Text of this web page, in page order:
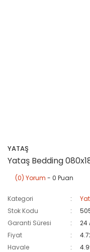
YATAŞ
Yataş Bedding
(0) Yorum - 0 Puan
Kategori
Stok Kodu
Garanti Süresi
24
Fiyat
Havale